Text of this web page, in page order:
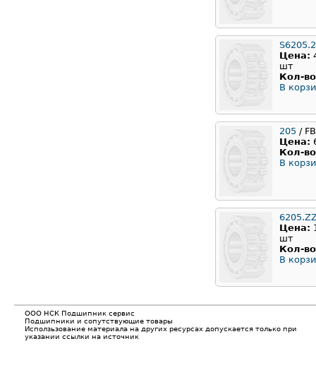
Цена:
шт
Кол-
В
205 /
Цена:
Кол-
В
Цена:
шт
Кол-
В
ООО НСК Подшипник сервис
Подшипники и сопутствующие товары
Исползьзование материала на других ресурсах допускается только при
указании ссылки на источник